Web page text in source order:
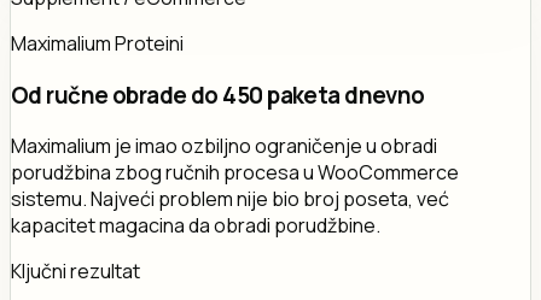
Maximalium Proteini
Od ručne obrade do 450 paketa dnevno
Maximalium je imao ozbiljno ograničenje u obradi
porudžbina zbog ručnih procesa u WooCommerce
sistemu. Najveći problem nije bio broj poseta, već
kapacitet magacina da obradi porudžbine.
Ključni rezultat